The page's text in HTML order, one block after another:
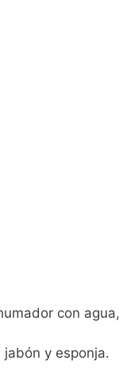
con agua,
y esponja.